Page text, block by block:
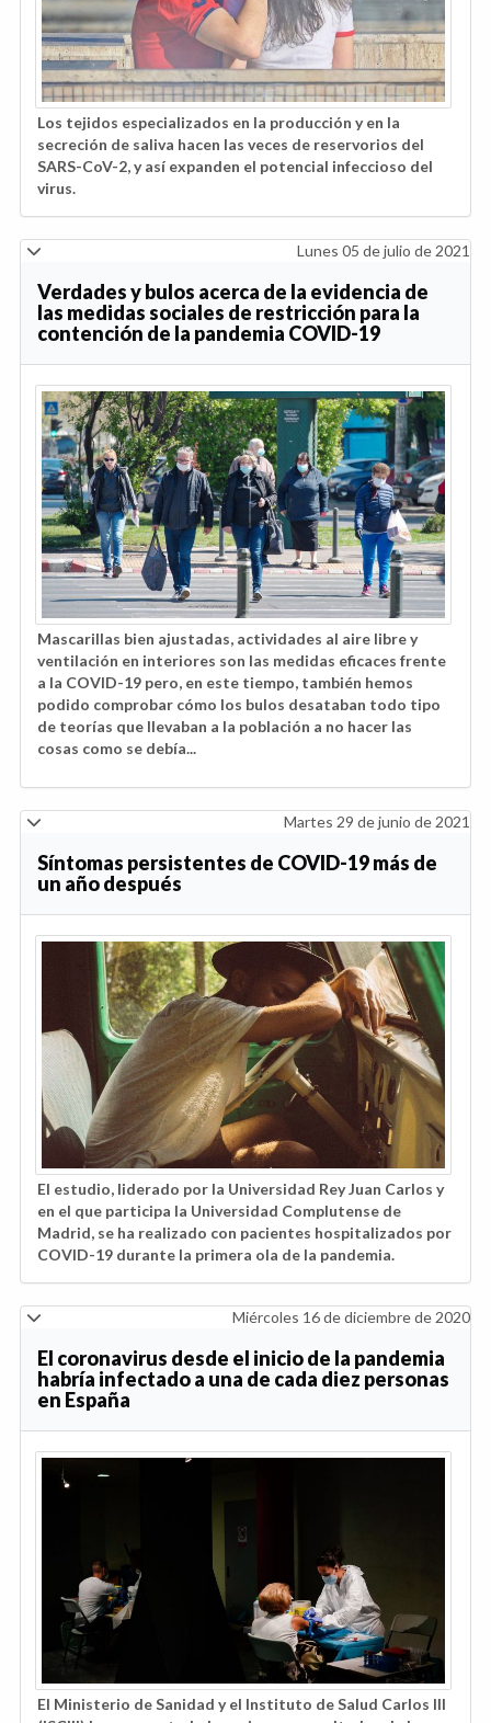
Los tejidos especializados en la producción y en la
secreción de saliva hacen las veces de reservorios del
SARS-CoV-2, y así expanden el potencial infeccioso del
virus.
Lunes 05 de julio de 2021
Verdades y bulos acerca de la evidencia de
las medidas sociales de restricción para la
contención de la pandemia COVID-19
Mascarillas bien ajustadas, actividades al aire libre y
ventilación en interiores son las medidas eficaces frente
a la COVID-19 pero, en este tiempo, también hemos
podido comprobar cómo los bulos desataban todo tipo
de teorías que llevaban a la población a no hacer las
cosas como se debía...
Martes 29 de junio de 2021
Síntomas persistentes de COVID-19 más de
un año después
El estudio, liderado por la Universidad Rey Juan Carlos y
en el que participa la Universidad Complutense de
Madrid, se ha realizado con pacientes hospitalizados por
COVID-19 durante la primera ola de la pandemia.
Miércoles 16 de diciembre de 2020
El coronavirus desde el inicio de la pandemia
habría infectado a una de cada diez personas
en España
El Ministerio de Sanidad y el Instituto de Salud Carlos III